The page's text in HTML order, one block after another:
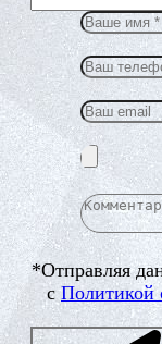
*Отправляя
сПолитикой